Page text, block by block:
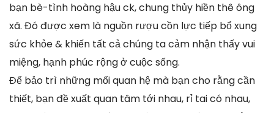
bạn bè-tình hoàng hậu ck, chung thủy hiền thê ông
xã. Đó được xem là nguồn rượu cồn lực tiếp bổ xung
sức khỏe & khiến tất cả chúng ta cảm nhận thấy vui
miệng, hạnh phúc rộng ở cuộc sống.
Để bảo trì những mối quan hệ mà bạn cho rằng cần
thiết, bạn đề xuất quan tâm tới nhau, rỉ tai có nhau,